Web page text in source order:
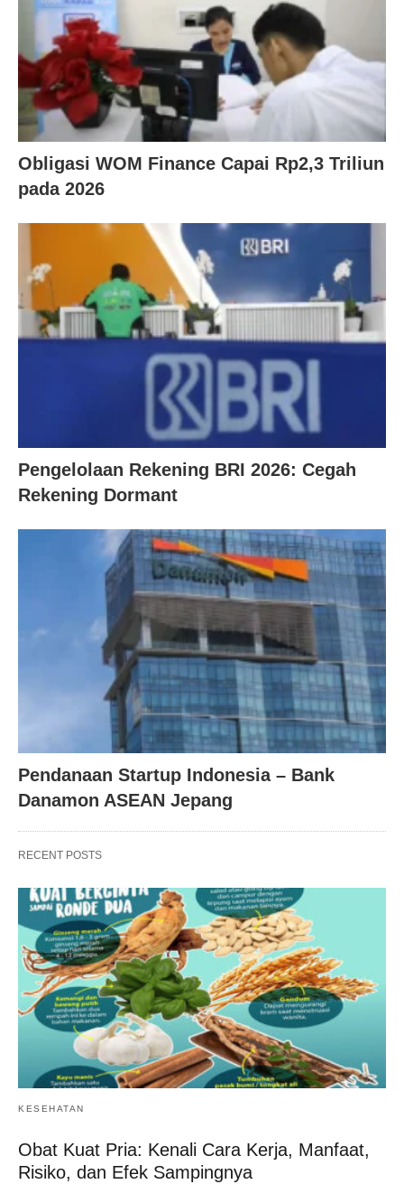
Obligasi WOM Finance Capai Rp2,3 Triliun
pada 2026
Pengelolaan Rekening BRI 2026: Cegah
Rekening Dormant
Pendanaan Startup Indonesia – Bank
Danamon ASEAN Jepang
RECENT POSTS
KESEHATAN
Obat Kuat Pria: Kenali Cara Kerja, Manfaat,
Risiko, dan Efek Sampingnya